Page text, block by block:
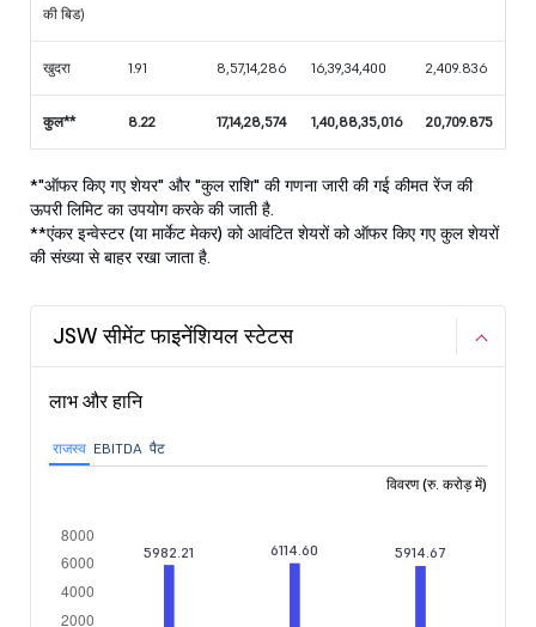
की बिड)
खुदरा 1.91 8,57,14,286 16,39,34,400 2,409.836
कुल** 8.22 17,14,28,574 1,40,88,35,016 20,709.875
*"ऑफर किए गए शेयर" और "कुल राशि" की गणना जारी की गई कीमत रेंज की
ऊपरी लिमिट का उपयोग करके की जाती है.
**एंकर इन्वेस्टर (या मार्केट मेकर) को आवंटित शेयरों को ऑफर किए गए कुल शेयरों
की संख्या से बाहर रखा जाता है.
JSW सीमेंट फाइनेंशियल स्टेटस
लाभ और हानि
राजस्व EBITDA पैट
विवरण (रु. करोड़ में)